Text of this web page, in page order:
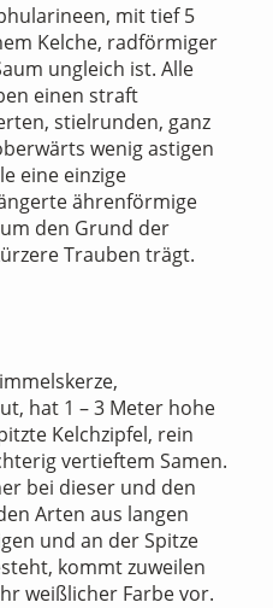
mit tief 5
Kelche, radförmiger
ungleich ist. Alle
einen straft
stielrunden, ganz
wenig astigen
eine einzige
ährenförmige
den Grund der
Trauben trägt.
hat 1 – 3 Meter hohe
Kelchzipfel, rein
vertieftem Samen.
bei dieser und den
Arten aus langen
und an der Spitze
kommt zuweilen
weißlicher Farbe vor.